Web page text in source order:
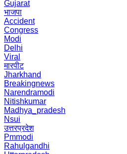
Gujarat
भाजपा
Accident
Congress
Modi
Delhi
Viral
मारपीट
Jharkhand
Breakingnews
Narendramodi
Nitishkumar
Madhya_pradesh
Nsui
उत्तरप्रदेश
Pmmodi
Rahulgandhi